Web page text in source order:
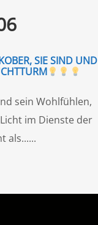
SIE SIND UND
sein Wohlfühlen,
im Dienste der
als...